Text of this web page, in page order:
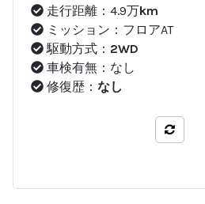
走行距離：4.9万km
ミッション：フロアAT
駆動方式： 2WD
車検有無：なし
修復歴： なし
比較する